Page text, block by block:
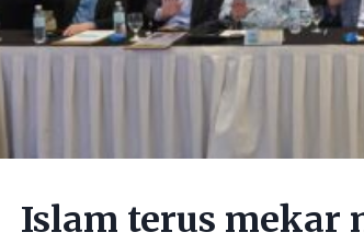
Islam terus mekar